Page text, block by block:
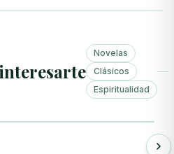
Novelas
Clásicos
Espiritualidad